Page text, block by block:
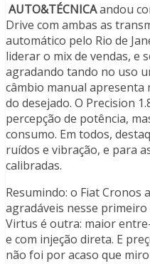
AUTO&TÉCNICAandou
Drive com ambas as
automático pelo Rio de
liderar o mix de vendas, e
agradando tando no uso
câmbio manual apresenta
do desejado. O Precision
percepção de potência,
consumo. Em todos,
ruídos e vibração, e para
calibradas.
Resumindo: o Fiat Cronos
agradáveis nesse
Virtus é outra: maior
e com injeção direta. E
não foi por acaso que